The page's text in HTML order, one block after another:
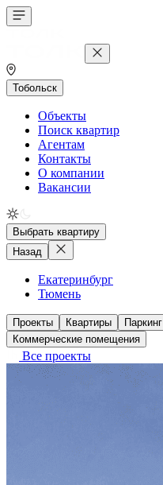
Тобольск
Объекты
Поиск квартир
Агентам
Контакты
О компании
Вакансии
Выбрать квартиру
Назад
Екатеринбург
Тюмень
Проекты Квартиры Паркинг
Коммерческие помещения
Все проекты